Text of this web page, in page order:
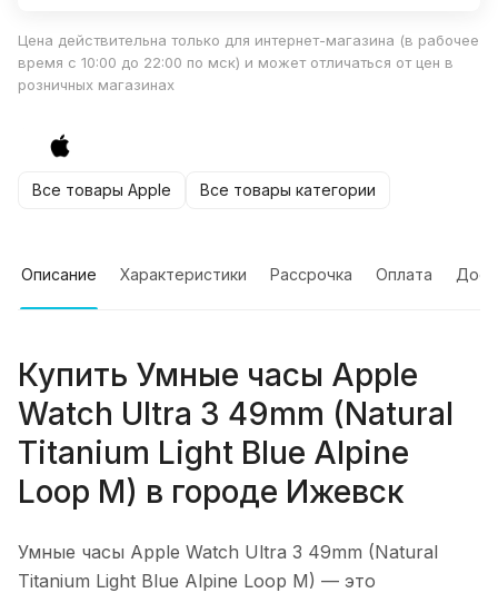
Цена действительна только для интернет-магазина (в рабочее
время с 10:00 до 22:00 по мск) и может отличаться от цен в
розничных магазинах
Все товары Apple Все товары категории
Описание Характеристики Рассрочка Оплата
Купить Умные часы Apple
Watch Ultra 3 49mm (Natural
Titanium Light Blue Alpine
Loop M) в городе Ижевск
Умные часы Apple Watch Ultra 3 49mm (Natural
Titanium Light Blue Alpine Loop M) — это